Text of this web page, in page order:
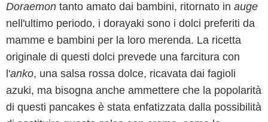
Doraemon tanto amato dai bambini, ritornato in auge
nell'ultimo periodo, i dorayaki sono i dolci preferiti da
mamme e bambini per la loro merenda. La ricetta
originale di questi dolci prevede una farcitura con
l'anko, una salsa rossa dolce, ricavata dai fagioli
azuki, ma bisogna anche ammettere che la popolarità
di questi pancakes è stata enfatizzata dalla possibilità